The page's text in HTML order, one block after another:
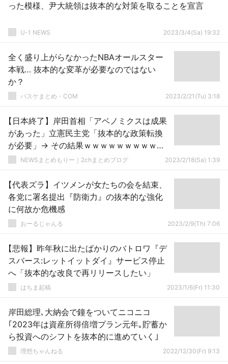
った模様、尹大統領は抜本的な対策を取ることを宣言
U-1 NEWS 2023/3/4(Sa) 19:32
全く盛り上がらなかったNBAオールスター
本戦… 抜本的な変革が必要なのではない
か？
バスケまとめ・COM 2023/2/21(Tu) 3:18
【日本終了】岸田首相「アベノミクスは成果
があった」立憲民主党「抜本的な政策転換
が必要」→ その結果ｗｗｗｗｗｗｗｗｗｗ
ｗ NEWSまとめもりー｜2chまとめブログ 2023/2/18(Sa) 1:39
【代表ズラ】イツメンが女たちの会を結束、
各党に署名提出『防衛力』の抜本的な強化
に何故か危機感
おーるじゃんる 2023/2/9(Th) 7:06
【悲報】昨年秋に出たばかりのバトロワ『デ
スバース:レットイットダイ』サービス停止
へ「抜本的な改良で再リリースしたい」
はちま起稿 2023/1/6(Fr) 11:30
岸田総理､大納会で鐘をついてニコニコ
｢2023年は資産所得倍増プラン元年｡貯蓄か
ら投資へのシフトを抜本的に進めていく｣
理想ちゃんねる 2022/12/30(Fr) 9:13